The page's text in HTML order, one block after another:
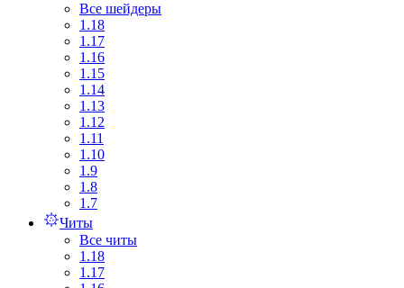
Все шейдеры
1.18
1.17
1.16
1.15
1.14
1.13
1.12
1.11
1.10
1.9
1.8
1.7
Читы
Все читы
1.18
1.17